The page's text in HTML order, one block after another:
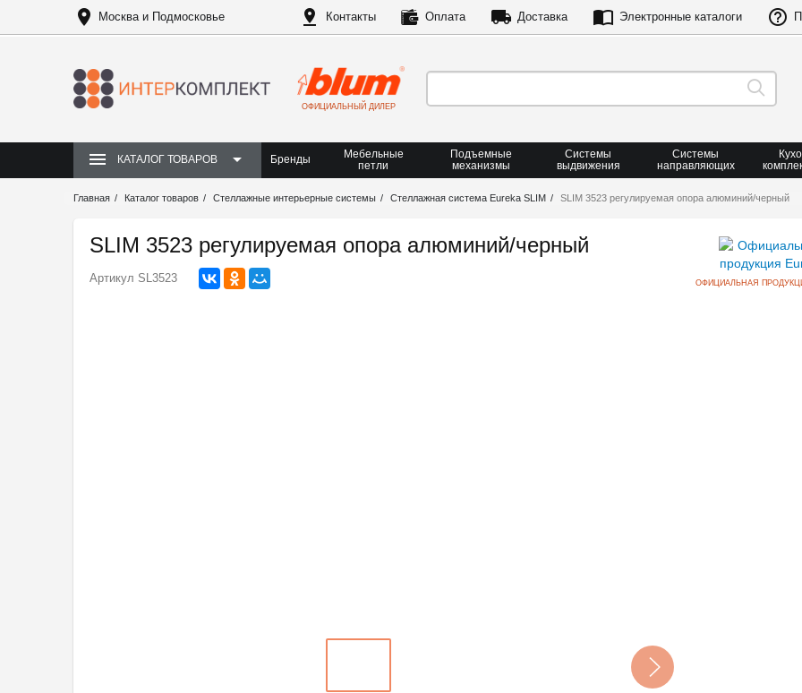
Москва и Подмосковье Контакты Оплата Доставка Электронные каталоги
ОФИЦИАЛЬНЫЙ ДИЛЕР
КАТАЛОГ ТОВАРОВ Бренды
Мебельные
петли
Подъемные
механизмы
Системы
выдвижения
Системы
направляющих
Главная Каталог товаров Стеллажные интерьерные системы Стеллажная система Eureka SLIM SLIM 3523 регулируемая опора алюминий/черный
SLIM 3523 регулируемая опора алюминий/черный
ОФИЦИАЛЬНАЯ
Артикул SL3523